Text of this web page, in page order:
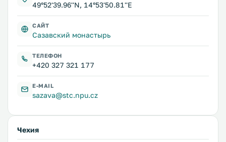
49°52'39.96''N, 14°53'50.81''E
САЙТ
Сазавский монастырь
ТЕЛЕФОН
+420 327 321 177
E-MAIL
sazava@stc.npu.cz
Чехия